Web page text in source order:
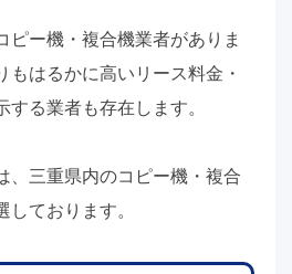
ピー機・複合機業者がありま
もはるかに高いリース料金・
する業者も存在します。
、三重県内のコピー機・複合
ております。